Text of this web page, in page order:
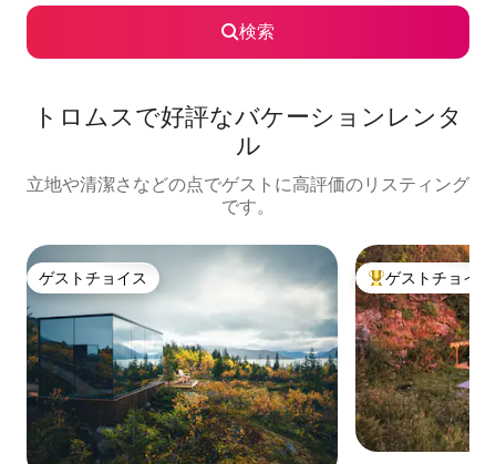
検索
トロムスで好評なバケーションレンタ
ル
立地や清潔さなどの点でゲストに高評価のリスティング
です。
ゲストチョイス
ゲストチョイス 大好評のゲスト
ゲストチョイス